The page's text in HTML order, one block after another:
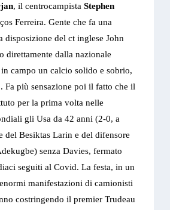
, il centrocampistaStephen
Ferreira. Gente che fa una
disposizione del ct inglese John
direttamente dalla nazionale
campo un calcio solido e sobrio,
Fa più sensazione poi il fatto che il
per la prima volta nelle
gli Usa da 42 anni (2-0, a
del Besiktas Larin e del difensore
senza Davies, fermato
seguiti al Covid. La festa, in un
manifestazioni di camionisti
costringendo il premier Trudeau